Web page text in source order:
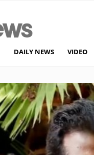
DAILY NEWS VIDEO